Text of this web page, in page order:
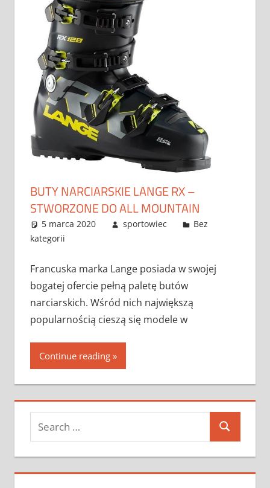
BUTY NARCIARSKIE LANGE RX –
STWORZONE DO ALL MOUNTAIN
5 marca 2020 sportowiec
Bez
kategorii
Francuska marka Lange posiada w swojej
bogatej ofercie pełną paletę butów
narciarskich. Wśród nich największą
popularnością cieszą się modele w
Continue reading
Search
for:
Search